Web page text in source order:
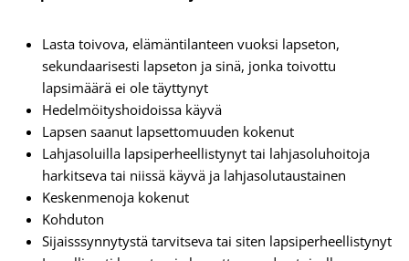
Lasta toivova, elämäntilanteen vuoksi lapseton,
sekundaarisesti lapseton ja sinä, jonka toivottu
lapsimäärä ei ole täyttynyt
Hedelmöityshoidoissa käyvä
Lapsen saanut lapsettomuuden kokenut
Lahjasoluilla lapsiperheellistynyt tai lahjasoluhoitoja
harkitseva tai niissä käyvä ja lahjasolutaustainen
Keskenmenoja kokenut
Kohduton
Sijaisssynnytystä tarvitseva tai siten lapsiperheellistynyt